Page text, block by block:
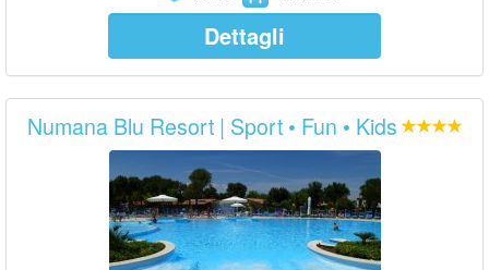
Dettagli
Numana Blu Resort | Sport • Fun • Kids